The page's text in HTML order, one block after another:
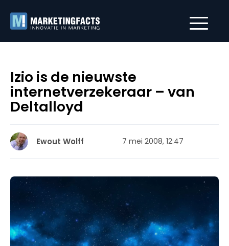
Izio is de nieuwste
internetverzekeraar – van
Deltalloyd
Ewout Wolff 7 mei 2008, 12:47